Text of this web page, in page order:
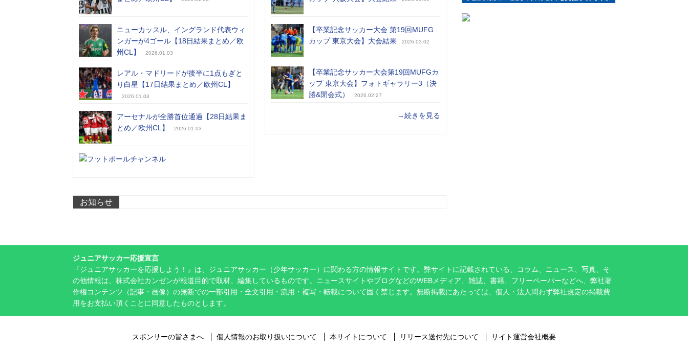
ニューカッスル、イングランド代表ウィ
ンガーが4ゴール【18日結果まとめ／欧
州CL】
2026.01.03
レアル・マドリードが後半に1点もぎと
り白星【17日結果まとめ／欧州CL】
2026.01.03
アーセナルが全勝首位通過【28日結果ま
とめ／欧州CL】
2026.01.03
【卒業記念サッカー大会 第19回MUFG
カップ 東京大会】大会結果
2026.03.02
【卒業記念サッカー大会第19回MUFGカ
ップ 東京大会】フォトギャラリー3（決
勝&閉会式）
2026.02.27
→続きを見る
お知らせ
ジュニアサッカー応援宣言
『ジュニアサッカーを応援しよう！』は、ジュニアサッカー（少年サッカー）に関わる方の情報サイトです。弊サイトに記載されている、コラム、ニュース、写真、そ
の他情報は、株式会社カンゼンが報道目的で取材、編集しているものです。ニュースサイトやブログなどのWEBメディア、雑誌、書籍、フリーペーパーなどへ、弊社著
作権コンテンツ（記事・画像）の無断での一部引用・全文引用・流用・複写・転載について固く禁じます。無断掲載にあたっては、個人・法人問わず弊社規定の掲載費
用をお支払い頂くことに同意したものとします。
スポンサーの皆さまへ 個人情報のお取り扱いについて 本サイトについて リリース送付先について サイト運営会社概要